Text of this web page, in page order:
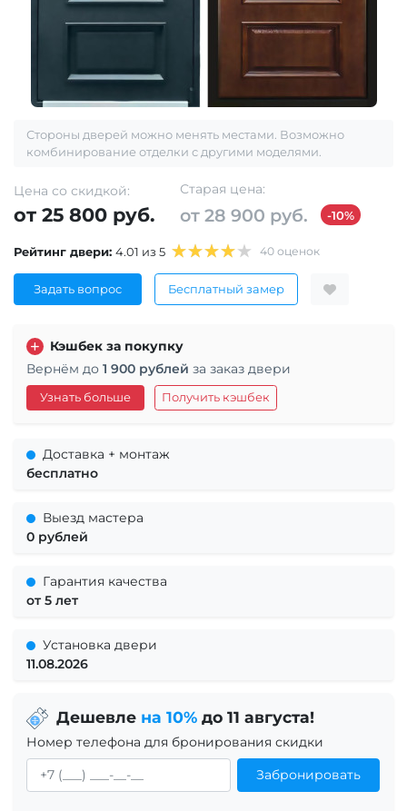
Стороны дверей можно менять местами. Возможно
комбинирование отделки с другими моделями.
Цена со скидкой:
от 25 800 руб.
Старая цена:
от 28 900 руб. -10%
Рейтинг двери: 4.01 из 5 40 оценок
Задать вопрос Бесплатный замер
Кэшбек за покупку
Вернём до 1 900 рублей за заказ двери
Узнать больше Получить кэшбек
Доставка + монтаж
бесплатно
Выезд мастера
0 рублей
Гарантия качества
от 5 лет
Установка двери
11.08.2026
Дешевле на 10%до 11 августа!
Номер телефона для бронирования скидки
Забронировать